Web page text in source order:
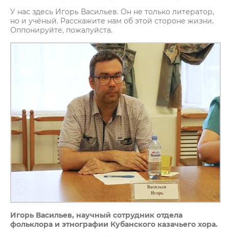
У нас здесь Игорь Васильев. Он не только литератор,
но и учёный. Расскажите нам об этой стороне жизни.
Оппонируйте, пожалуйста.
Игорь Васильев, научный сотрудник отдела
фольклора и этнографии Кубанского казачьего хора.